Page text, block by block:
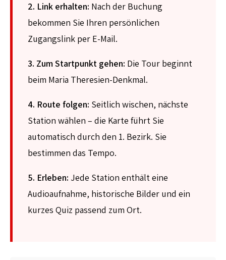
2. Link erhalten: Nach der Buchung
bekommen Sie Ihren persönlichen
Zugangslink per E-Mail.
3. Zum Startpunkt gehen: Die Tour beginnt
beim Maria Theresien-Denkmal.
4. Route folgen: Seitlich wischen, nächste
Station wählen – die Karte führt Sie
automatisch durch den 1. Bezirk. Sie
bestimmen das Tempo.
5. Erleben: Jede Station enthält eine
Audioaufnahme, historische Bilder und ein
kurzes Quiz passend zum Ort.